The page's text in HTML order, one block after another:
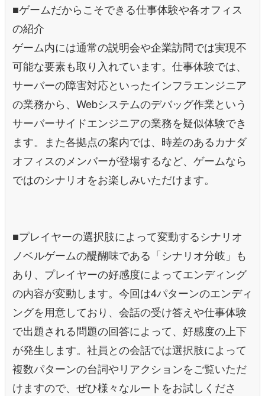
■ゲームだからこそできる仕事体験や各オフィス
の紹介
ゲーム内には通常の説明会や企業訪問では実現不
可能な要素も取り入れています。仕事体験では、
サーバーの障害対応といったインフラエンジニア
の業務から、Webシステムのデバッグ作業という
サーバーサイドエンジニアの業務を疑似体験でき
ます。また各拠点の案内では、時差のあるカナダ
オフィスのメンバーが登場するなど、ゲームなら
ではのシナリオをお楽しみいただけます。
■プレイヤーの選択肢によって変動するシナリオ
ノベルゲームの醍醐味である「シナリオ分岐」も
あり、プレイヤーの好感度によってエンディング
の内容が変動します。今回は4パターンのエンディ
ングを用意しており、会話の受け答えや仕事体験
で出題される問題の回答によって、好感度の上下
が発生します。社員との会話では選択肢によって
複数パターンの台詞やリアクションをご覧いただ
けますので、ぜひ様々なルートをお試しくださ